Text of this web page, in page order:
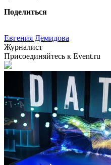
Поделиться
Евгения Демидова
Журналист
Присоединяйтесь к Event.ru